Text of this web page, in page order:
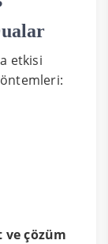
etkisi
çözüm